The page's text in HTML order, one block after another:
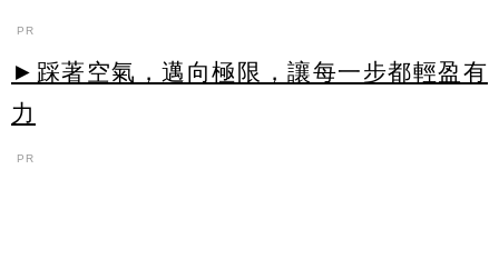
PR
►踩著空氣，邁向極限，讓每一步都輕盈有
力
PR